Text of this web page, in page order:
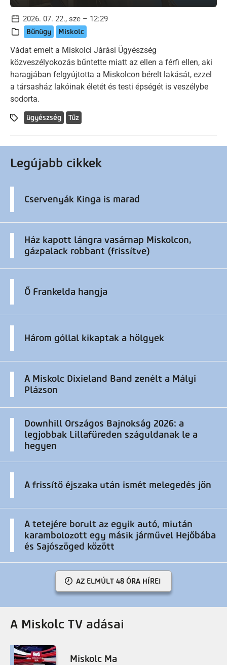
2026. 07. 22., sze – 12:29
Bűnügy Miskolc
Vádat emelt a Miskolci Járási Ügyészség
közveszélyokozás bűntette miatt az ellen a férfi ellen, aki
haragjában felgyújtotta a Miskolcon bérelt lakását, ezzel
a társasház lakóinak életét és testi épségét is veszélybe
sodorta.
ügyészség Tűz
Legújabb cikkek
Cservenyák Kinga is marad
Ház kapott lángra vasárnap Miskolcon,
gázpalack robbant (frissítve)
Ő Frankelda hangja
Három góllal kikaptak a hölgyek
A Miskolc Dixieland Band zenélt a Mályi
Plázson
Downhill Országos Bajnokság 2026: a
legjobbak Lillafüreden száguldanak le a
hegyen
A frissítő éjszaka után ismét melegedés jön
A tetejére borult az egyik autó, miután
karambolozott egy másik járművel Hejőbába
és Sajószöged között
AZ ELMÚLT 48 ÓRA HÍREI
A Miskolc TV adásai
Miskolc Ma